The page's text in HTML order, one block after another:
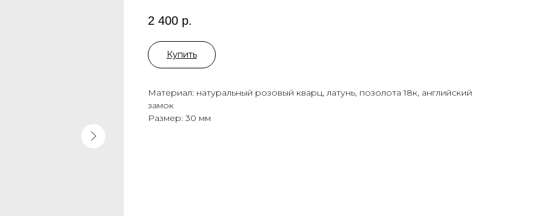
2 400 р.
Купить
Материал: натуральный розовый кварц, латунь, позолота 18к, английский
замок
Размер: 30 мм